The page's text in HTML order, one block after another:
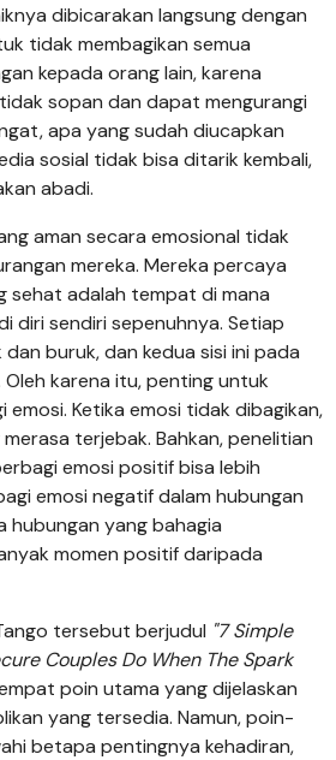
dibicarakan langsung dengan
tidak membagikan semua
kepada orang lain, karena
sopan dan dapat mengurangi
apa yang sudah diucapkan
sosial tidak bisa ditarik kembali,
abadi.
aman secara emosional tidak
mereka. Mereka percaya
sehat adalah tempat di mana
diri sendiri sepenuhnya. Setiap
dan buruk, dan kedua sisi ini pada
karena itu, penting untuk
Ketika emosi tidak dibagikan,
terjebak. Bahkan, penelitian
emosi positif bisa lebih
emosi negatif dalam hubungan
hubungan yang bahagia
momen positif daripada
tersebut berjudul "7 Simple
Couples Do When The Spark
poin utama yang dijelaskan
yang tersedia. Namun, poin-
betapa pentingnya kehadiran,